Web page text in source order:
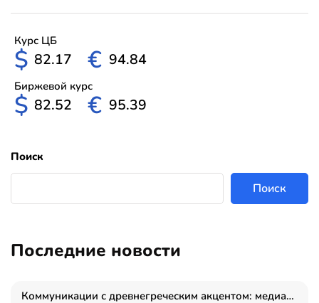
Курс ЦБ
$ 82.17 € 94.84
Биржевой курс
$ 82.52 € 95.39
Поиск
Поиск
Последние новости
Коммуникации с древнегреческим акцентом: медиаменеджер и журналист Владимир Дергачев запустил коммуникационное агентство «Сократ 2.0»